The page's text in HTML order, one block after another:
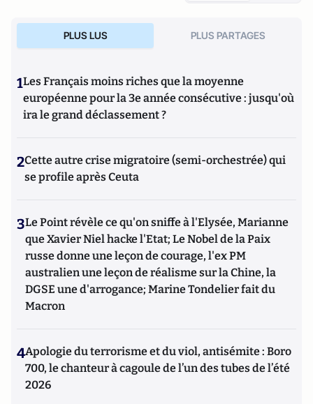
PLUS LUS PLUS PARTAGES
1Les Français moins riches que la moyenne
européenne pour la 3e année consécutive : jusqu'où
ira le grand déclassement ?
2Cette autre crise migratoire (semi-orchestrée) qui
se profile après Ceuta
3Le Point révèle ce qu'on sniffe à l'Elysée, Marianne
que Xavier Niel hacke l'Etat; Le Nobel de la Paix
russe donne une leçon de courage, l'ex PM
australien une leçon de réalisme sur la Chine, la
DGSE une d'arrogance; Marine Tondelier fait du
Macron
4Apologie du terrorisme et du viol, antisémite : Boro
700, le chanteur à cagoule de l’un des tubes de l’été
2026